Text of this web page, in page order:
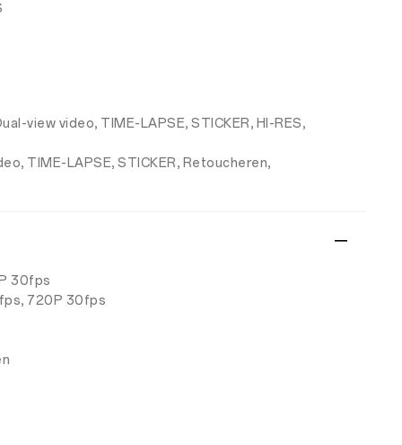
view video, TIME-LAPSE, STICKER, HI-RES,
TIME-LAPSE, STICKER, Retoucheren,
30fps
720P 30fps